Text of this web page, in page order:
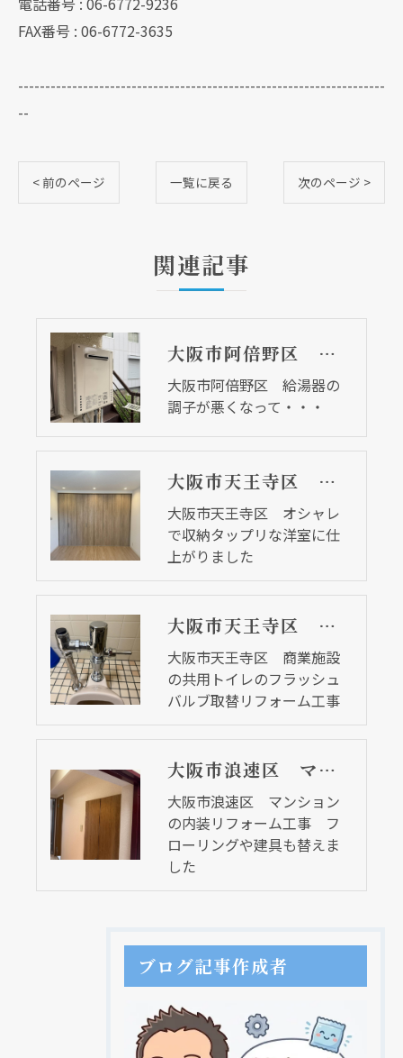
FAX番号 : 06-6772-3635
--------------------------------------------------------------------
--
< 前のページ 一覧に戻る 次のページ >
関連記事
大阪市阿倍野区 給湯器の調子が悪くなって・・・
大阪市阿倍野区 給湯器の
調子が悪くなって・・・
大阪市天王寺区 オシャレで収納タップリな洋室に仕上がりました
大阪市天王寺区 オシャレ
で収納タップリな洋室に仕
上がりました
大阪市天王寺区 商業施設の共用トイレのフラッシュバルブ取替リフォーム工事
大阪市天王寺区 商業施設
の共用トイレのフラッシュ
バルブ取替リフォーム工事
大阪市浪速区 マンションの内装リフォーム工事 フローリングや建具も替えました
大阪市浪速区 マンション
の内装リフォーム工事 フ
ローリングや建具も替えま
した
ブログ記事作成者